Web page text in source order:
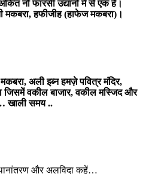
नौ फारसी उद्यानों में से एक है।
मकबरा, हफीजीह (हाफेज मकबरा)।
अली इब्न हमज़े पवित्र मंदिर,
जिसमें वकील बाजार, वकील मस्जिद और
खाली समय ..
और अलविदा कहें…